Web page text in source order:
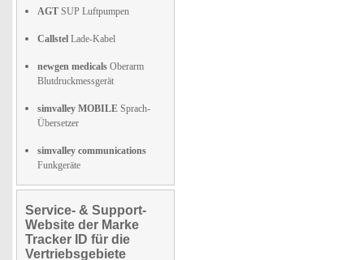
AGT SUP Luftpumpen
Callstel Lade-Kabel
newgen medicals Oberarm
Blutdruckmessgerät
simvalley MOBILE Sprach-
Übersetzer
simvalley communications
Funkgeräte
Service- & Support-
Website der Marke
Tracker ID für die
Vertriebsgebiete